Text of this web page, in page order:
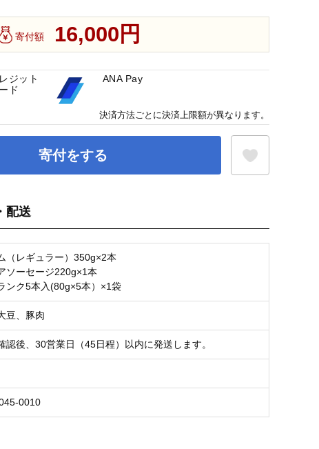
寄付額 16,000円
寄付をする
配送
（レギュラー）350g×2本
ソーセージ220g×1本
ンク5本入(80g×5本）×1袋
豆、豚肉
認後、30営業日（45日程）以内に発送します。
0010
ジット
ド
ANA Pay
決済方法ごとに決済上限額が異なります。